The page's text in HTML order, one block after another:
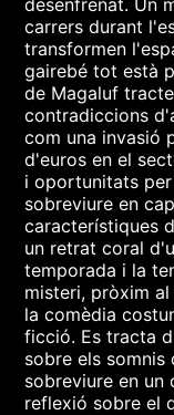
desenfrenat. Un
carrers durant
transformen
gairebé tot està
de Magaluf
contradiccions
com una invasió
d'euros en el
i oportunitats
sobreviure en
característiques
un retrat coral
temporada i la
misteri, pròxim
la comèdia
ficció. Es tracta
sobre els
sobreviure en
reflexió sobre el